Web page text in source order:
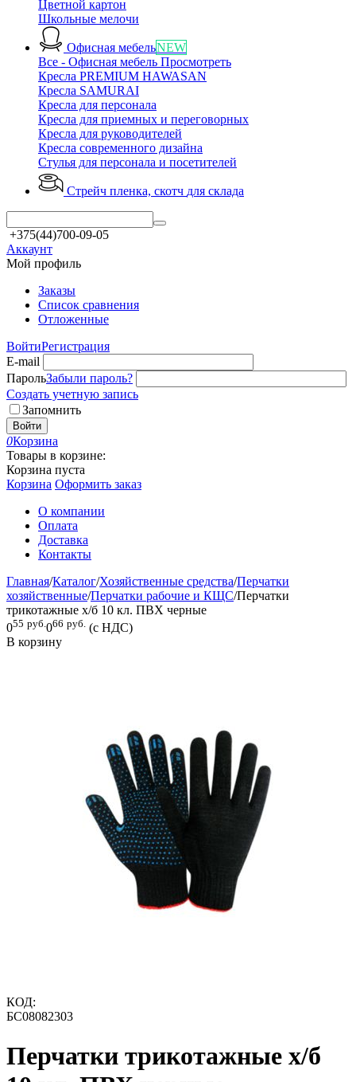
Цветной картон
Школьные мелочи
Офисная мебельNEW
Все - Офисная мебель Просмотреть
Кресла PREMIUM HAWASAN
Кресла SAMURAI
Кресла для персонала
Кресла для приемных и переговорных
Кресла для руководителей
Кресла современного дизайна
Стулья для персонала и посетителей
Стрейч пленка, скотч для склада
+375(44)700-09-05
Аккаунт
Мой профиль
Заказы
Список сравнения
Отложенные
ВойтиРегистрация
E-mail
ПарольЗабыли пароль?
Создать учетную запись
Запомнить
Войти
0Корзина
Товары в корзине:
Корзина пуста
Корзина Оформить заказ
О компании
Оплата
Доставка
Контакты
Главная/Каталог/Хозяйственные средства/Перчатки
хозяйственные/Перчатки рабочие и КЩС/Перчатки
трикотажные х/б 10 кл. ПВХ черные
055 руб.066 руб. (с НДС)
В корзину
КОД:
БС08082303
Перчатки трикотажные х/б